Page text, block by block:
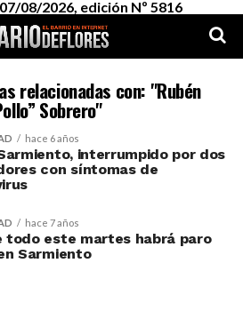
08/2026, edición Nº 5816
relacionadas con: "Rubén
Sobrero"
hace 6 años
interrumpido por dos
con síntomas de
hace 7 años
todo este martes habrá paro
Sarmiento